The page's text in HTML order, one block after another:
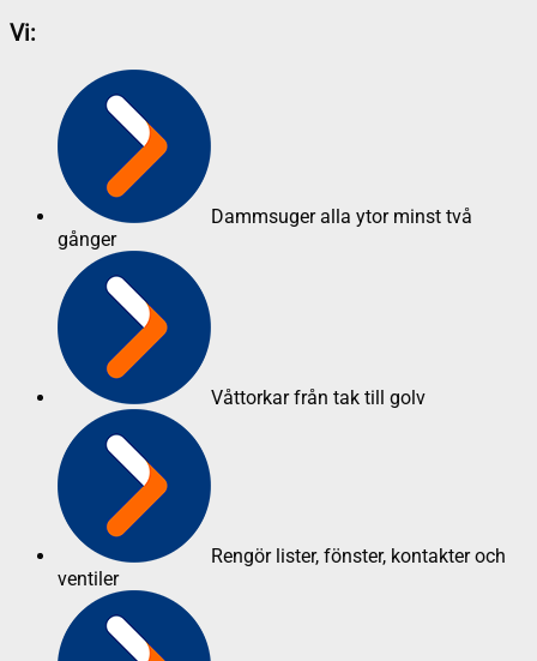
Vi:
Dammsuger alla ytor minst två
gånger
Våttorkar från tak till golv
Rengör lister, fönster, kontakter och
ventiler